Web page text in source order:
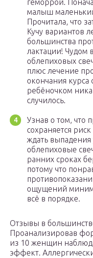
геморрой.
малыш
Прочитала, что
Кучу вариантов
большинства
лактации! Чудом
облепиховых
плюс лечение
окончания курса
ребёночком
случилось.
Узнав о том, что
сохраняется
ждать выпадения
облепиховые
ранних сроках
потому что
ощущений
всё в порядке.
Отзывы в
Проанализировав
из 10 женщин
эффект.